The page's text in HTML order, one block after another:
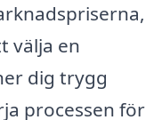
välja en
dig trygg
processen för